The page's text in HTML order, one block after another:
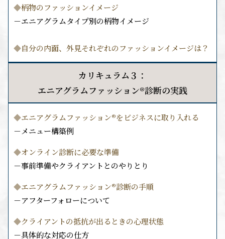
◆柄物のファッションイメージ
－エニアグラムタイプ別の柄物イメージ
◆自分の内面、外見それぞれのファッションイメージは？
カリキュラム３：
エニアグラムファッション®︎診断の実践
◆エニアグラムファッション®︎をビジネスに取り入れる
－メニュー構築例
◆オンライン診断に必要な準備
－事前準備やクライアントとのやりとり
◆エニアグラムファッション®︎診断の手順
－アフターフォローについて
◆クライアントの抵抗が出るときの心理状態
－具体的な対応の仕方